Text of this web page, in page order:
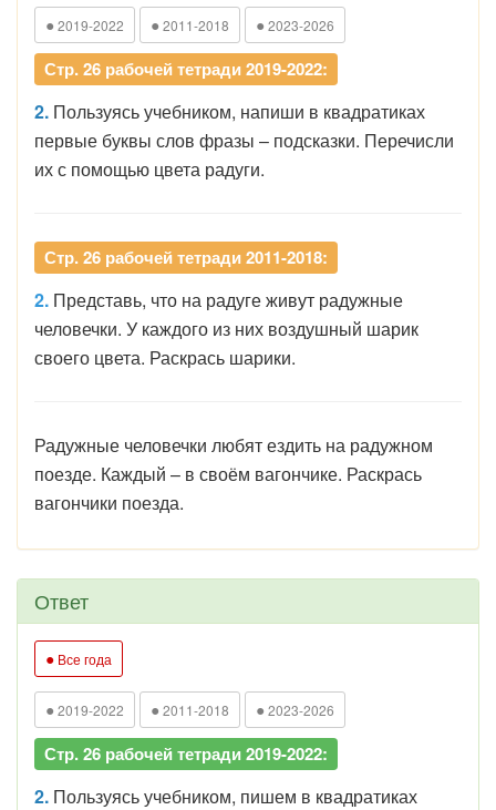
● 2019-2022 ● 2011-2018 ● 2023-2026
Стр. 26 рабочей тетради 2019-2022:
2. Пользуясь учебником, напиши в квадратиках
первые буквы слов фразы – подсказки. Перечисли
их с помощью цвета радуги.
Стр. 26 рабочей тетради 2011-2018:
2. Представь, что на радуге живут радужные
человечки. У каждого из них воздушный шарик
своего цвета. Раскрась шарики.
Радужные человечки любят ездить на радужном
поезде. Каждый – в своём вагончике. Раскрась
вагончики поезда.
Ответ
● Все года
● 2019-2022 ● 2011-2018 ● 2023-2026
Стр. 26 рабочей тетради 2019-2022:
2. Пользуясь учебником, пишем в квадратиках